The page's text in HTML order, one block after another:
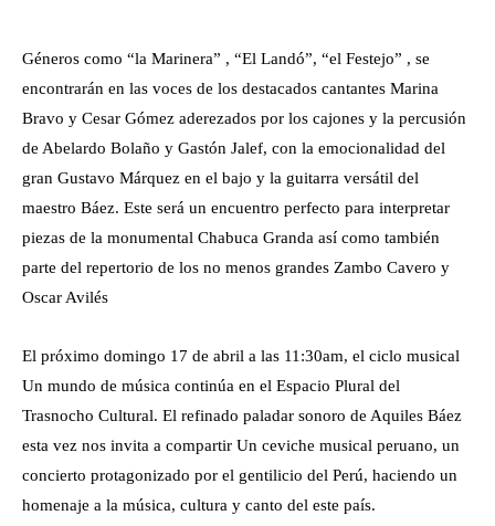
Géneros como “la Marinera” , “El Landó”, “el Festejo” , se
encontrarán en las voces de los destacados cantantes Marina
Bravo y Cesar Gómez aderezados por los cajones y la percusión
de Abelardo Bolaño y Gastón Jalef, con la emocionalidad del
gran Gustavo Márquez en el bajo y la guitarra versátil del
maestro Báez. Este será un encuentro perfecto para interpretar
piezas de la monumental Chabuca Granda así como también
parte del repertorio de los no menos grandes Zambo Cavero y
Oscar Avilés
El próximo domingo 17 de abril a las 11:30am, el ciclo musical
Un mundo de música continúa en el Espacio Plural del
Trasnocho Cultural. El refinado paladar sonoro de Aquiles Báez
esta vez nos invita a compartir Un ceviche musical peruano, un
concierto protagonizado por el gentilicio del Perú, haciendo un
homenaje a la música, cultura y canto del este país.